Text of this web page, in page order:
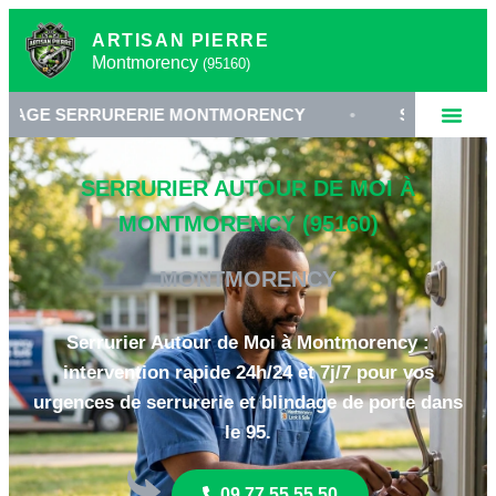
ARTISAN PIERRE
Montmorency (95160)
MONTMORENCY • SERRURIER 95160
SERRURIER AUTOUR DE MOI À
MONTMORENCY (95160)
MONTMORENCY
Serrurier Autour de Moi à Montmorency :
intervention rapide 24h/24 et 7j/7 pour vos
urgences de serrurerie et blindage de porte dans
le 95.